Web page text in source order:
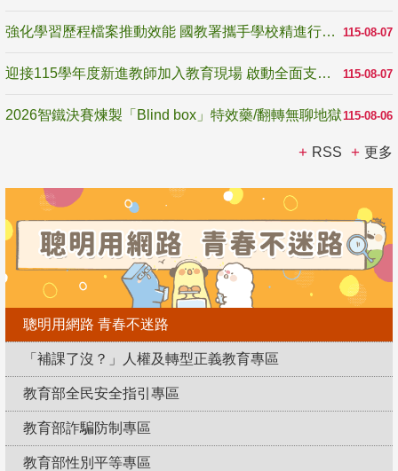
115-08-07
強化學習歷程檔案推動效能 國教署攜手學校精進行政與教學支持
115-08-07
迎接115學年度新進教師加入教育現場 啟動全面支持陪伴
115-08-06
2026智鐵決賽煉製「Blind box」特效藥/翻轉無聊地獄
RSS 更多
聰明用網路 青春不迷路
「補課了沒？」人權及轉型正義教育專區
教育部全民安全指引專區
教育部詐騙防制專區
教育部性別平等專區